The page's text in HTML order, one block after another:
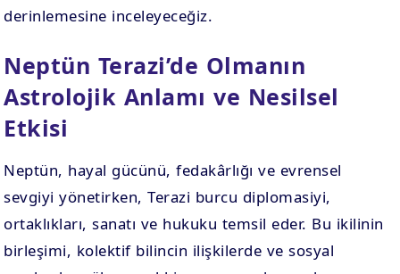
derinlemesine inceleyeceğiz.
Neptün Terazi’de Olmanın
Astrolojik Anlamı ve Nesilsel
Etkisi
Neptün, hayal gücünü, fedakârlığı ve evrensel
sevgiyi yönetirken, Terazi burcu diplomasiyi,
ortaklıkları, sanatı ve hukuku temsil eder. Bu ikilinin
birleşimi, kolektif bilincin ilişkilerde ve sosyal